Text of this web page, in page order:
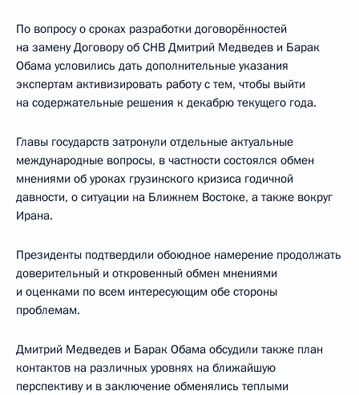
По вопросу о сроках разработки договорённостей
на замену Договору об СНВ Дмитрий Медведев и Барак
Обама условились дать дополнительные указания
экспертам активизировать работу с тем, чтобы выйти
на содержательные решения к декабрю текущего года.
Главы государств затронули отдельные актуальные
международные вопросы, в частности состоялся обмен
мнениями об уроках грузинского кризиса годичной
давности, о ситуации на Ближнем Востоке, а также вокруг
Ирана.
Президенты подтвердили обоюдное намерение продолжать
доверительный и откровенный обмен мнениями
и оценками по всем интересующим обе стороны
проблемам.
Дмитрий Медведев и Барак Обама обсудили также план
контактов на различных уровнях на ближайшую
перспективу и в заключение обменялись теплыми